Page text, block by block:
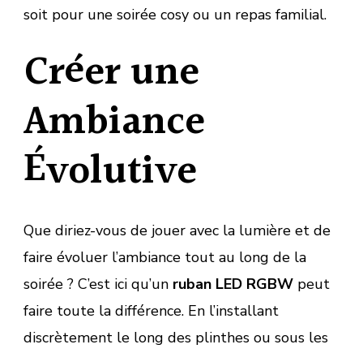
soit pour une soirée cosy ou un repas familial.
Créer une
Ambiance
Évolutive
Que diriez-vous de jouer avec la lumière et de
faire évoluer l’ambiance tout au long de la
soirée ? C’est ici qu’un ruban LED RGBW peut
faire toute la différence. En l’installant
discrètement le long des plinthes ou sous les